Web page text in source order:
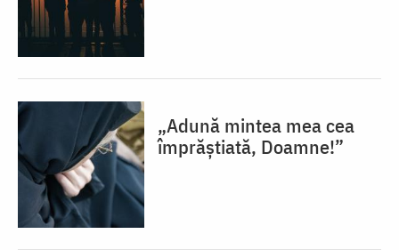
„Adună mintea mea cea
împrăștiată, Doamne!”